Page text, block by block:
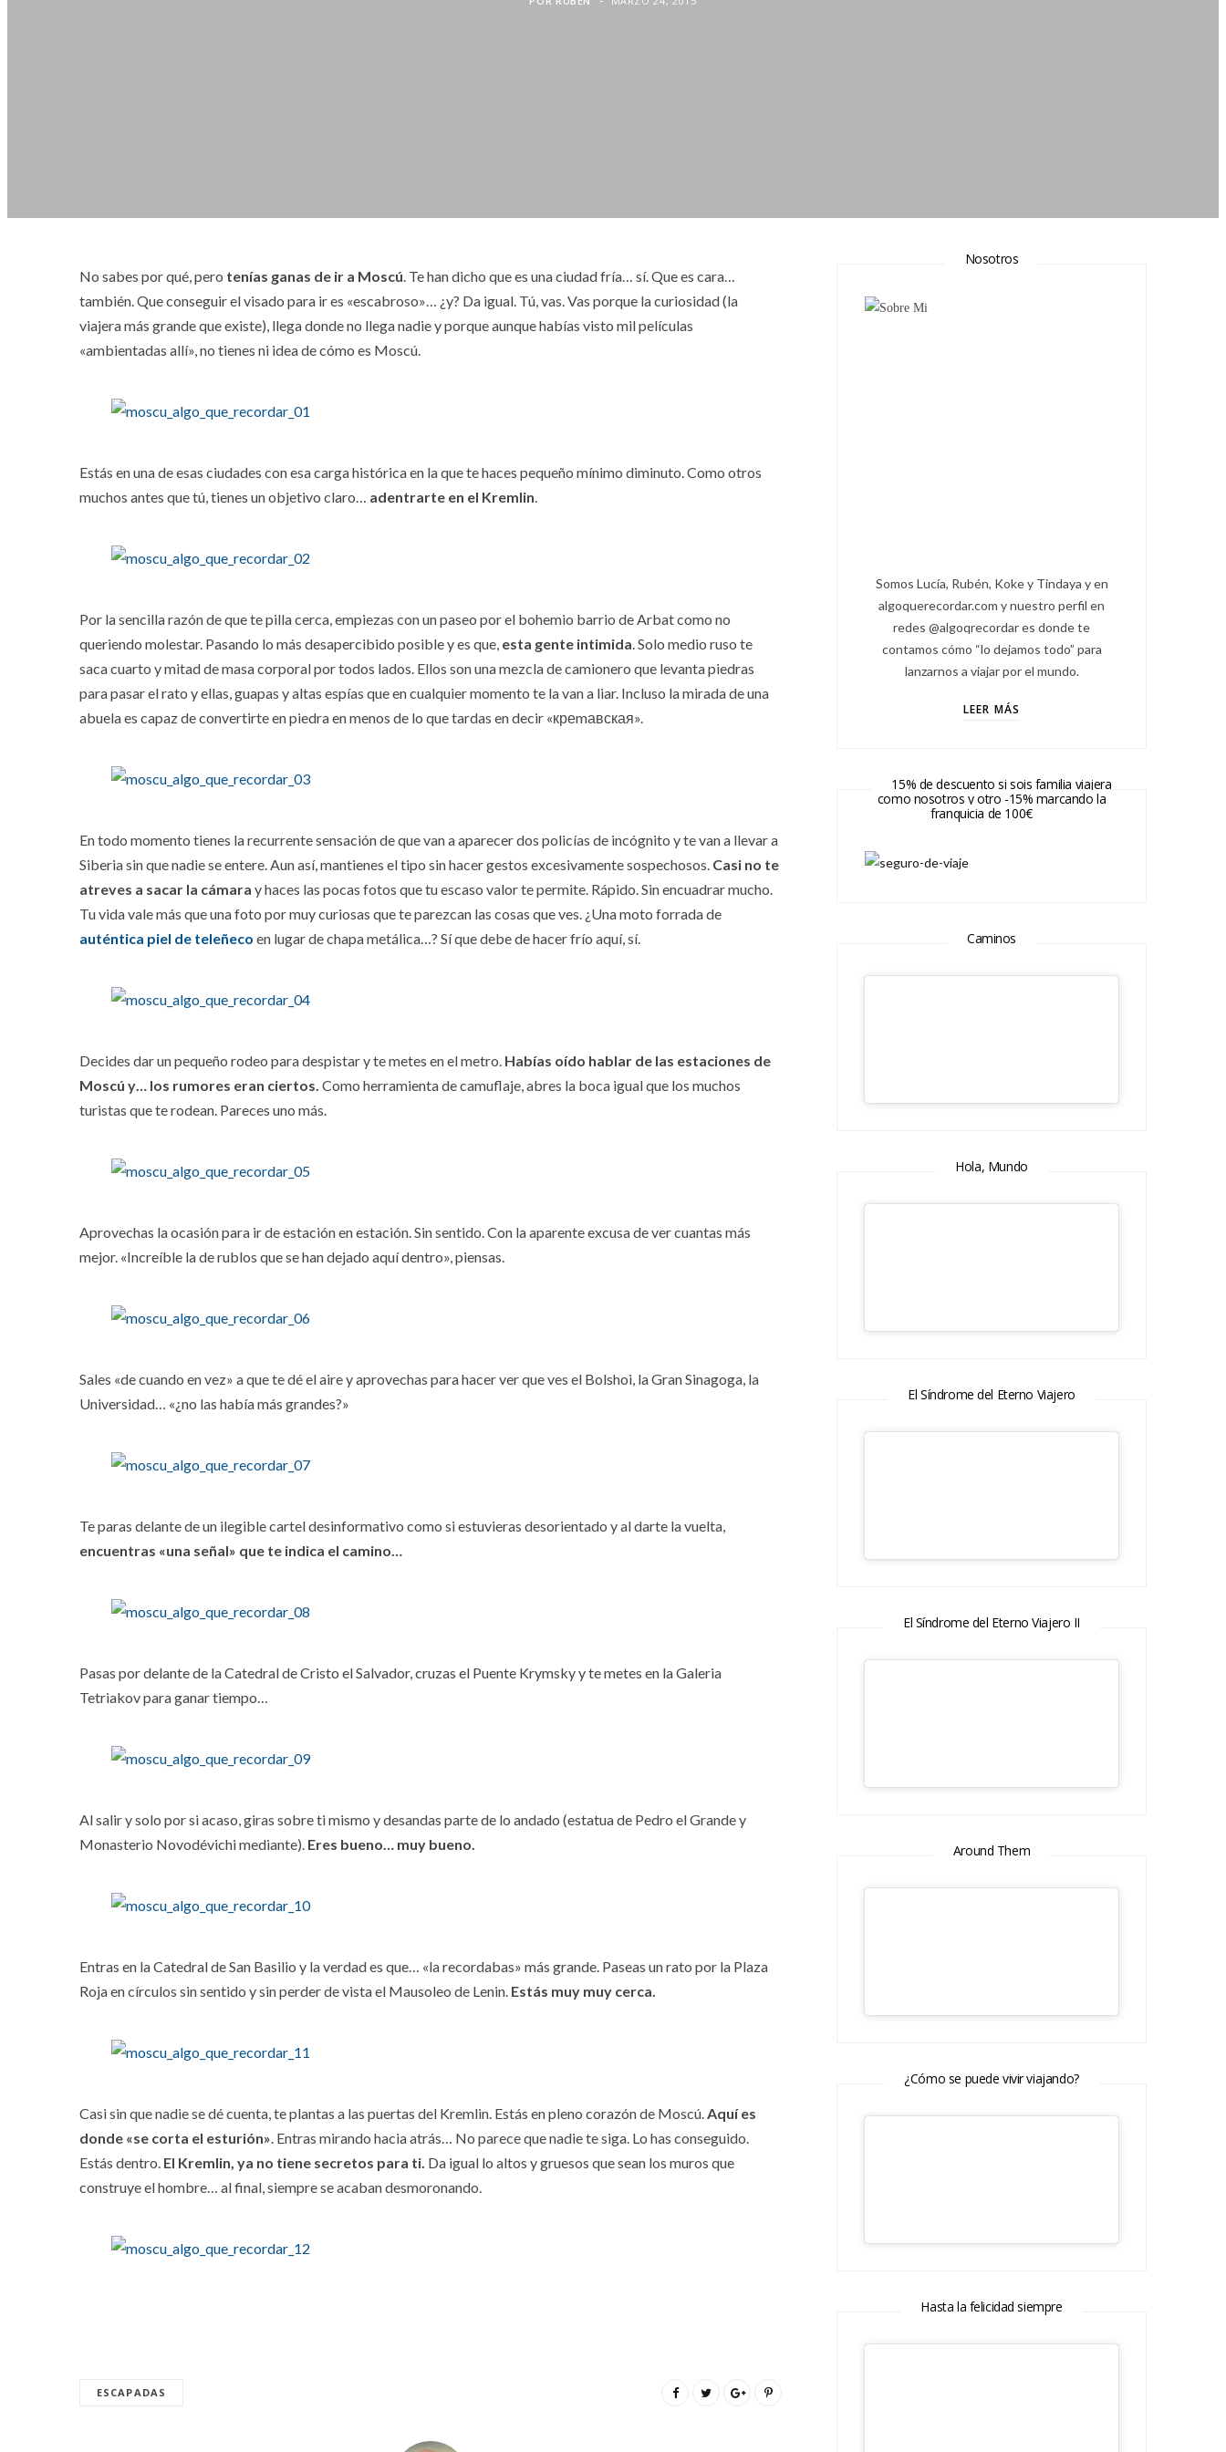
No sabes por qué, pero tenías ganas de ir a Moscú. Te han dicho que es una ciudad fría… sí. Que es cara…
también. Que conseguir el visado para ir es «escabroso»… ¿y? Da igual. Tú, vas. Vas porque la curiosidad (la
viajera más grande que existe), llega donde no llega nadie y porque aunque habías visto mil películas
«ambientadas allí», no tienes ni idea de cómo es Moscú.
Estás en una de esas ciudades con esa carga histórica en la que te haces pequeño mínimo diminuto. Como otros
muchos antes que tú, tienes un objetivo claro… adentrarte en el Kremlin.
Por la sencilla razón de que te pilla cerca, empiezas con un paseo por el bohemio barrio de Arbat como no
queriendo molestar. Pasando lo más desapercibido posible y es que, esta gente intimida. Solo medio ruso te
saca cuarto y mitad de masa corporal por todos lados. Ellos son una mezcla de camionero que levanta piedras
para pasar el rato y ellas, guapas y altas espías que en cualquier momento te la van a liar. Incluso la mirada de una
abuela es capaz de convertirte en piedra en menos de lo que tardas en decir «креmавская».
En todo momento tienes la recurrente sensación de que van a aparecer dos policías de incógnito y te van a llevar a
Siberia sin que nadie se entere. Aun así, mantienes el tipo sin hacer gestos excesivamente sospechosos. Casi no te
atreves a sacar la cámara y haces las pocas fotos que tu escaso valor te permite. Rápido. Sin encuadrar mucho.
Tu vida vale más que una foto por muy curiosas que te parezcan las cosas que ves. ¿Una moto forrada de
auténtica piel de teleñeco en lugar de chapa metálica…? Sí que debe de hacer frío aquí, sí.
Decides dar un pequeño rodeo para despistar y te metes en el metro. Habías oído hablar de las estaciones de
Moscú y… los rumores eran ciertos. Como herramienta de camuflaje, abres la boca igual que los muchos
turistas que te rodean. Pareces uno más.
Aprovechas la ocasión para ir de estación en estación. Sin sentido. Con la aparente excusa de ver cuantas más
mejor. «Increíble la de rublos que se han dejado aquí dentro», piensas.
Sales «de cuando en vez» a que te dé el aire y aprovechas para hacer ver que ves el Bolshoi, la Gran Sinagoga, la
Universidad… «¿no las había más grandes?»
Te paras delante de un ilegible cartel desinformativo como si estuvieras desorientado y al darte la vuelta,
encuentras «una señal» que te indica el camino…
Pasas por delante de la Catedral de Cristo el Salvador, cruzas el Puente Krymsky y te metes en la Galeria
Tetriakov para ganar tiempo…
Al salir y solo por si acaso, giras sobre ti mismo y desandas parte de lo andado (estatua de Pedro el Grande y
Monasterio Novodévichi mediante). Eres bueno… muy bueno.
Entras en la Catedral de San Basilio y la verdad es que… «la recordabas» más grande. Paseas un rato por la Plaza
Roja en círculos sin sentido y sin perder de vista el Mausoleo de Lenin. Estás muy muy cerca.
Casi sin que nadie se dé cuenta, te plantas a las puertas del Kremlin. Estás en pleno corazón de Moscú.Aquí es
donde «se corta el esturión». Entras mirando hacia atrás… No parece que nadie te siga. Lo has conseguido.
Estás dentro. El Kremlin, ya no tiene secretos para ti. Da igual lo altos y gruesos que sean los muros que
construye el hombre… al final, siempre se acaban desmoronando.
ESCAPADAS
Nosotros
Somos Lucía, Rubén, Koke y Tindaya y en
algoquerecordar.com y nuestro perfil en
redes @algoqrecordar es donde te
contamos cómo “lo dejamos todo” para
lanzarnos a viajar por el mundo.
LEER MÁS
15% de descuento si sois familia viajera
como nosotros y otro -15% marcando la
franquicia de 100€
Caminos
Hola, Mundo
El Síndrome del Eterno Viajero
El Síndrome del Eterno Viajero II
Around Them
¿Cómo se puede vivir viajando?
Hasta la felicidad siempre